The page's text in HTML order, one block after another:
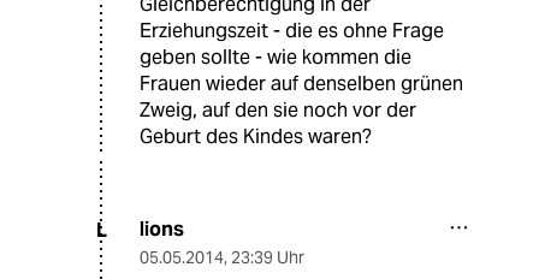
Erziehungszeit - die es ohne Frage
geben sollte - wie kommen die
Frauen wieder auf denselben grünen
Zweig, auf den sie noch vor der
Geburt des Kindes waren?
L lions
05.05.2014, 23:39 Uhr